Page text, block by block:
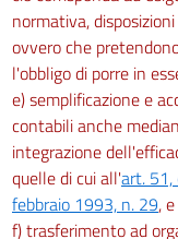
normativa,
ovvero che
l'obbligo di porre in
e) semplificazione e
contabili anche
integrazione
quelle di cui all'art. 51,
febbraio 1993, n. 29,
f) trasferimento ad